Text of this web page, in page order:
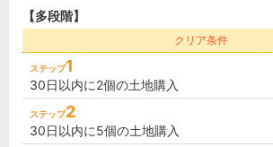
【多段階】
クリア条件
ステップ1
30日以内に2個の土地購入
ステップ2
30日以内に5個の土地購入